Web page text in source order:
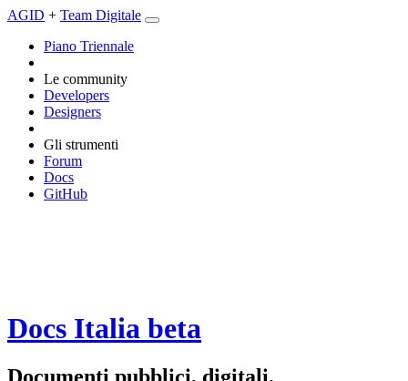
AGID + Team Digitale
Piano Triennale
Le community
Developers
Designers
Gli strumenti
Forum
Docs
GitHub
Docs Italia beta